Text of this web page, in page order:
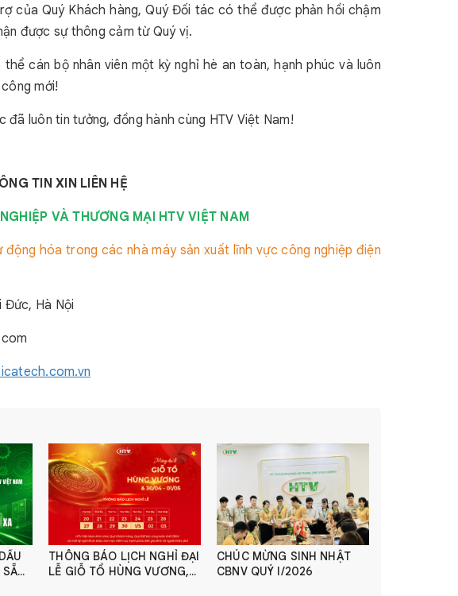
của Quý Khách hàng, Quý Đối tác có thể được phản hồi chậm
được sự thông cảm từ Quý vị.
cán bộ nhân viên một kỳ nghỉ hè an toàn, hạnh phúc và luôn
mới!
luôn tin tưởng, đồng hành cùng HTV Việt Nam!
TIN XIN LIÊN HỆ
VÀ THƯƠNG MẠI HTV VIỆT NAM
hóa trong các nhà máy sản xuất lĩnh vực công nghiệp điện
Đức, Hà Nội
icatech.com.vn
THÔNG BÁO LỊCH NGHỈ ĐẠI
LỄ GIỖ TỔ HÙNG VƯƠNG,
CHÚC MỪNG SINH NHẬT
CBNV QUÝ I/2026